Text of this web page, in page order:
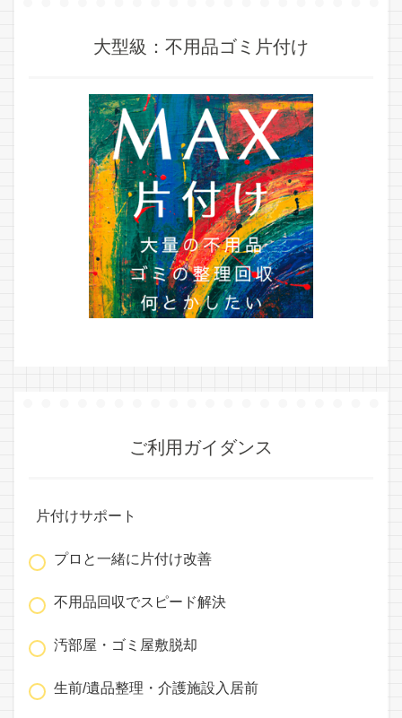
大型級：不用品ゴミ片付け
ご利用ガイダンス
片付けサポート
プロと一緒に片付け改善
不用品回収でスピード解決
汚部屋・ゴミ屋敷脱却
生前/遺品整理・介護施設入居前